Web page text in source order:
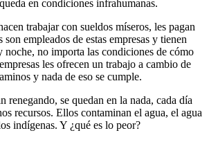
en condiciones infrahumanas.
trabajar con sueldos míseros, les pagan
empleados de estas empresas y tienen
noche, no importa las condiciones de cómo
les ofrecen un trabajo a cambio de
y nada de eso se cumple.
renegando, se quedan en la nada, cada día
recursos. Ellos contaminan el agua, el agua
indígenas. Y ¿qué es lo peor?